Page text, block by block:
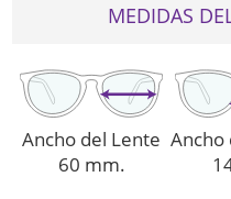
cantidad
MEDIDAS
Ancho del Lente
60 mm.
Ancho